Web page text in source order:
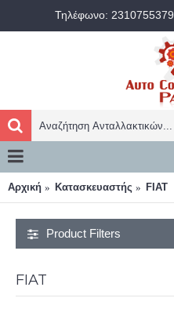
Τηλέφωνο: 2310755379
Αρχική Κατασκευαστής FIAT
Product Filters
FIAT